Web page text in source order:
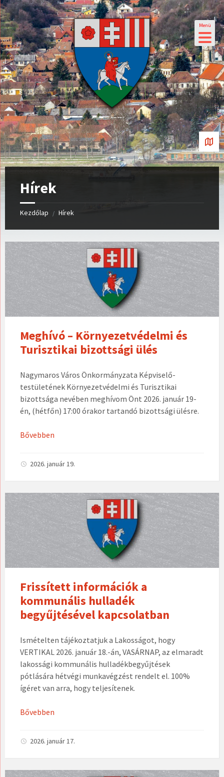
Menü
Hírek
Kezdőlap / Hírek
Meghívó – Környezetvédelmi és
Turisztikai bizottsági ülés
Nagymaros Város Önkormányzata Képviselő-
testületének Környezetvédelmi és Turisztikai
bizottsága nevében meghívom Önt 2026. január 19-
én, (hétfőn) 17:00 órakor tartandó bizottsági ülésre.
Bővebben
2026. január 19.
Frissített információk a
kommunális hulladék
begyűjtésével kapcsolatban
Ismételten tájékoztatjuk a Lakosságot, hogy
VERTIKAL 2026. január 18.-án, VASÁRNAP, az elmaradt
lakossági kommunális hulladékbegyűjtések
pótlására hétvégi munkavégzést rendelt el. 100%
ígéret van arra, hogy teljesítenek.
Bővebben
2026. január 17.